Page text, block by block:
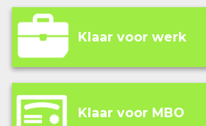
Klaar voor werk
Klaar voor MBO